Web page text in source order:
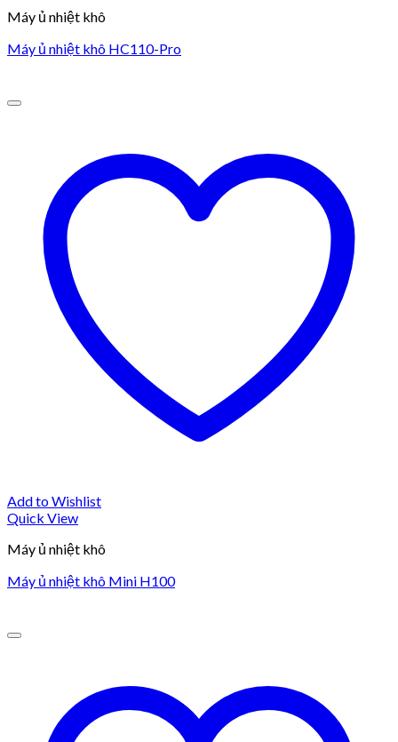
Máy ủ nhiệt khô
Máy ủ nhiệt khô HC110-Pro
Add to Wishlist
Quick View
Máy ủ nhiệt khô
Máy ủ nhiệt khô Mini H100